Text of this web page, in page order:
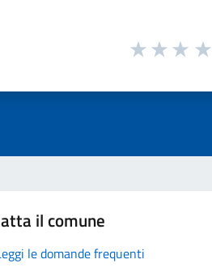
il comune
le domande frequenti